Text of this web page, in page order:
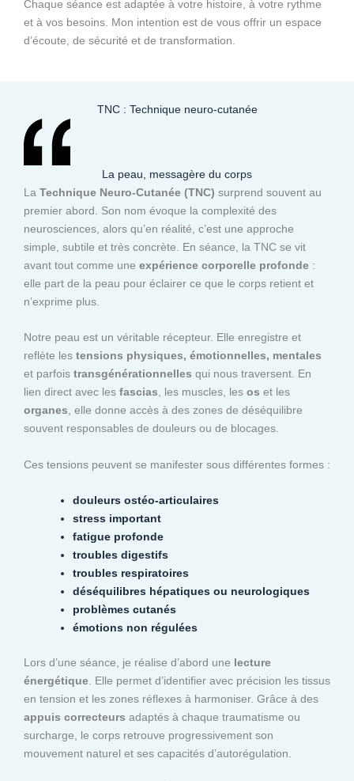
Chaque séance est adaptée à votre histoire, à votre rythme
et à vos besoins. Mon intention est de vous offrir un espace
d’écoute, de sécurité et de transformation.
TNC : Technique neuro-cutanée
La peau, messagère du corps
La Technique Neuro-Cutanée (TNC) surprend souvent au
premier abord. Son nom évoque la complexité des
neurosciences, alors qu’en réalité, c’est une approche
simple, subtile et très concrète. En séance, la TNC se vit
avant tout comme une expérience corporelle profonde :
elle part de la peau pour éclairer ce que le corps retient et
n’exprime plus.
Notre peau est un véritable récepteur. Elle enregistre et
reflète les tensions physiques, émotionnelles, mentales
et parfois transgénérationnelles qui nous traversent. En
lien direct avec les fascias, les muscles, les os et les
organes, elle donne accès à des zones de déséquilibre
souvent responsables de douleurs ou de blocages.
Ces tensions peuvent se manifester sous différentes formes :
douleurs ostéo-articulaires
stress important
fatigue profonde
troubles digestifs
troubles respiratoires
déséquilibres hépatiques ou neurologiques
problèmes cutanés
émotions non régulées
Lors d’une séance, je réalise d’abord une lecture
énergétique . Elle permet d’identifier avec précision les tissus
en tension et les zones réflexes à harmoniser. Grâce à des
appuis correcteurs adaptés à chaque traumatisme ou
surcharge, le corps retrouve progressivement son
mouvement naturel et ses capacités d’autorégulation.